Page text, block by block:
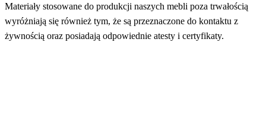
Materiały stosowane do produkcji naszych mebli poza trwałością
wyróżniają się również tym, że są przeznaczone do kontaktu z
żywnością oraz posiadają odpowiednie atesty i certyfikaty.